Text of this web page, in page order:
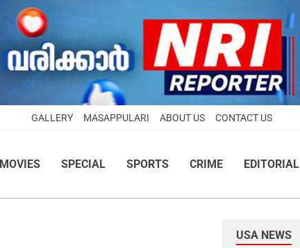
GALLERY MASAPPULARI ABOUT US CONTACT US
MOVIES SPECIAL SPORTS CRIME EDITORIAL
USA NEWS